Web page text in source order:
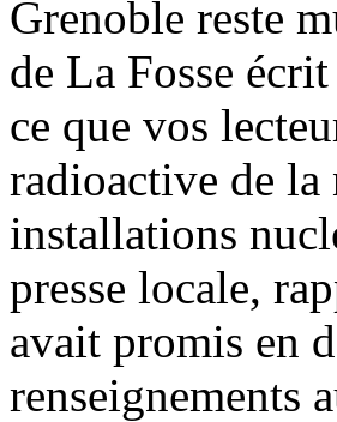
Grenoble reste
de La Fosse
ce que vos
radioactive de la
installations
presse locale,
avait promis en
renseignements